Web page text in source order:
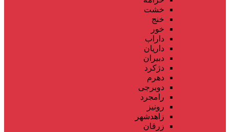
خشت
خنج
خور
داراب
داریان
دبیران
دژکرد
دهرم
دوبرجی
رامجرد
رونیز
زاهدشهر
زرقان